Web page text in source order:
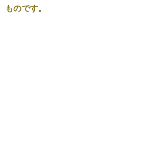
ものです。